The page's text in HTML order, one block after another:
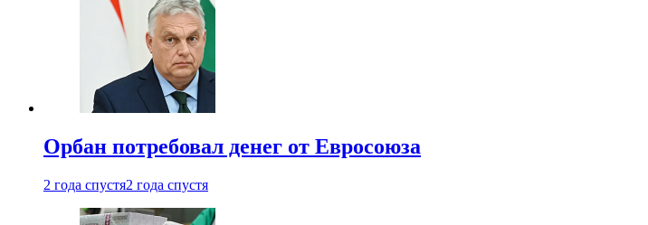
Орбан потребовал денег от Евросоюза
2 года спустя2 года спустя